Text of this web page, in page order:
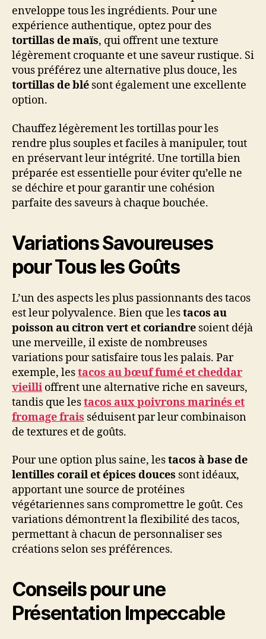
enveloppe tous les ingrédients. Pour une
expérience authentique, optez pour des
tortillas de maïs, qui offrent une texture
légèrement croquante et une saveur rustique. Si
vous préférez une alternative plus douce, les
tortillas de blé sont également une excellente
option.
Chauffez légèrement les tortillas pour les
rendre plus souples et faciles à manipuler, tout
en préservant leur intégrité. Une tortilla bien
préparée est essentielle pour éviter qu’elle ne
se déchire et pour garantir une cohésion
parfaite des saveurs à chaque bouchée.
Variations Savoureuses
pour Tous les Goûts
L’un des aspects les plus passionnants des tacos
est leur polyvalence. Bien que lestacos au
poisson au citron vert et coriandre soient déjà
une merveille, il existe de nombreuses
variations pour satisfaire tous les palais. Par
exemple, lestacos au bœuf fumé et cheddar
vieilli offrent une alternative riche en saveurs,
tandis que lestacos aux poivrons marinés et
fromage frais séduisent par leur combinaison
de textures et de goûts.
Pour une option plus saine, lestacos à base de
lentilles corail et épices douces sont idéaux,
apportant une source de protéines
végétariennes sans compromettre le goût. Ces
variations démontrent la flexibilité des tacos,
permettant à chacun de personnaliser ses
créations selon ses préférences.
Conseils pour une
Présentation Impeccable